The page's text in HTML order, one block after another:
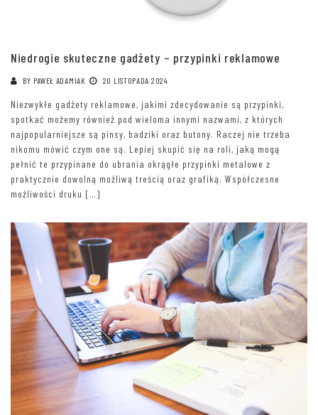
Niedrogie skuteczne gadżety – przypinki reklamowe
BY PAWEŁ ADAMIAK 20 LISTOPADA 2024
Niezwykłe gadżety reklamowe, jakimi zdecydowanie są przypinki,
spotkać możemy również pod wieloma innymi nazwami, z których
najpopularniejsze są pinsy, badziki oraz butony. Raczej nie trzeba
nikomu mówić czym one są. Lepiej skupić się na roli, jaką mogą
pełnić te przypinane do ubrania okrągłe przypinki metalowe z
praktycznie dowolną możliwą treścią oraz grafiką. Współczesne
możliwości druku […]